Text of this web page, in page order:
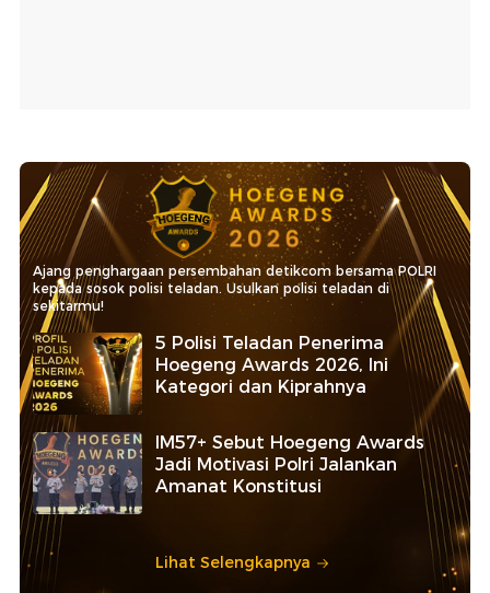
Ajang penghargaan persembahan detikcom bersama POLRI
kepada sosok polisi teladan. Usulkan polisi teladan di
sekitarmu!
5 Polisi Teladan Penerima
Hoegeng Awards 2026, Ini
Kategori dan Kiprahnya
IM57+ Sebut Hoegeng Awards
Jadi Motivasi Polri Jalankan
Amanat Konstitusi
Lihat Selengkapnya